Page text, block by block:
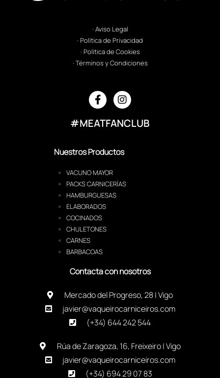
· Aviso Legal
· Política de Privacidad
· Política de Cookies
· Términos y Condiciones
#MEATFANCLUB
Nuestros Productos
VACUNO MAYOR
PACKS CARNICERÍAS
HAMBURGUESAS
ELABORADOS
COCINADOS
CHULETONES
CARNES
BARBACOAS
Contacta con nosotros
Mercado del Progreso, 28 | Vigo
javier@vaqueirocarniceiros.com
(+34) 644 242 544
Rúa de Zaragoza, 16, Freixeiro | Vigo
javier@vaqueirocarniceiros.com
(+34) 694 29 07 83